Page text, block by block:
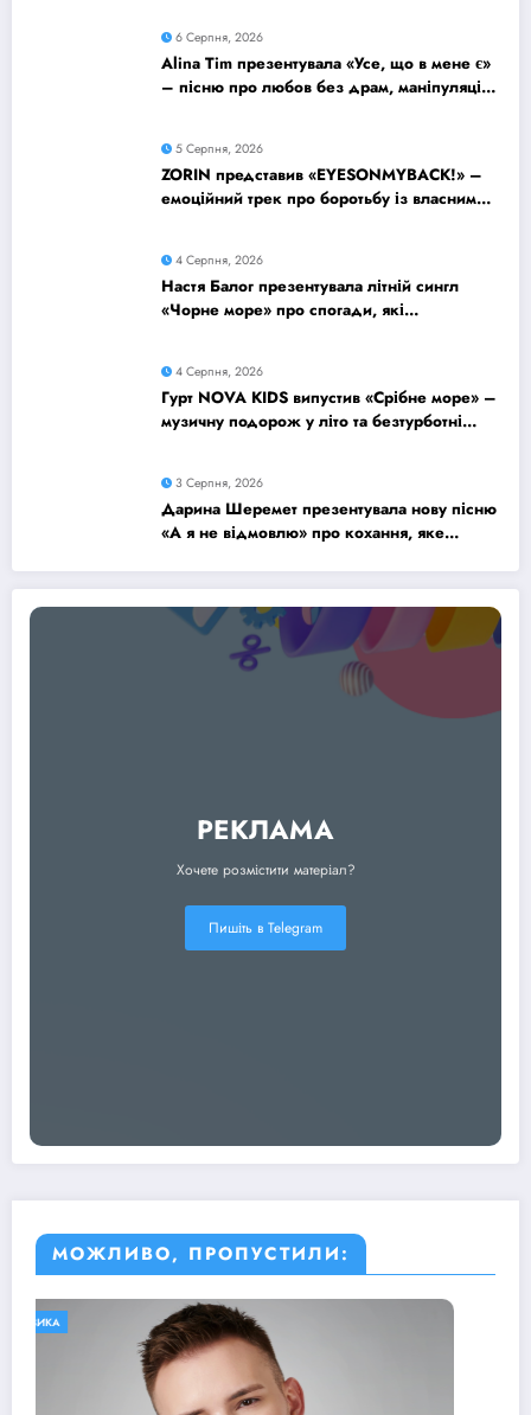
6 Серпня, 2026
Alina Tim презентувала «Усе, що в мене є»
– пісню про любов без драм, маніпуляцій
5 Серпня, 2026
ZORIN представив «EYESONMYBACK!» –
емоційний трек про боротьбу із власними
4 Серпня, 2026
Настя Балог презентувала літній сингл
«Чорне море» про спогади, які
4 Серпня, 2026
Гурт NOVA KIDS випустив «Срібне море» –
музичну подорож у літо та безтурботні
3 Серпня, 2026
Дарина Шеремет презентувала нову пісню
«А я не відмовлю» про кохання, яке
РЕКЛАМА
Хочете розмістити матеріал?
Пишіть в Telegram
МОЖЛИВО, ПРОПУСТИЛИ: